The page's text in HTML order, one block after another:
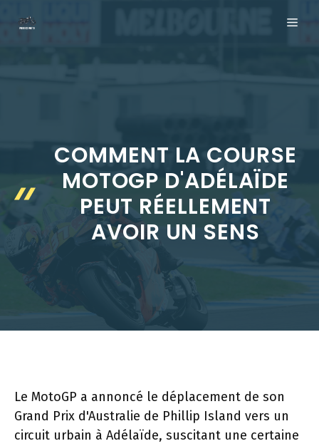
COMMENT LA COURSE
MOTOGP D'ADÉLAÏDE
PEUT RÉELLEMENT
AVOIR UN SENS
Le MotoGP a annoncé le déplacement de son
Grand Prix d'Australie de Phillip Island vers un
circuit urbain à Adélaïde, suscitant une certaine